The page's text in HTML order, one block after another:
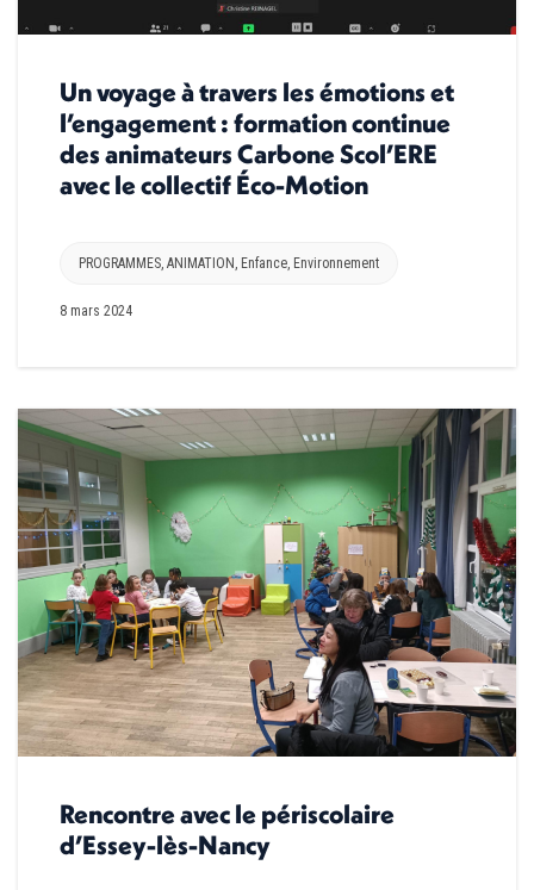
Un voyage à travers les émotions et
l’engagement : formation continue
des animateurs Carbone Scol’ERE
avec le collectif Éco-Motion
PROGRAMMES ANIMATION Enfance Environnement
8 mars 2024
Rencontre avec le périscolaire
d’Essey-lès-Nancy